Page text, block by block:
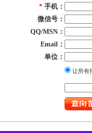
* 手机：
微信号：
QQ/MSN：
Email：
单位：
让所有